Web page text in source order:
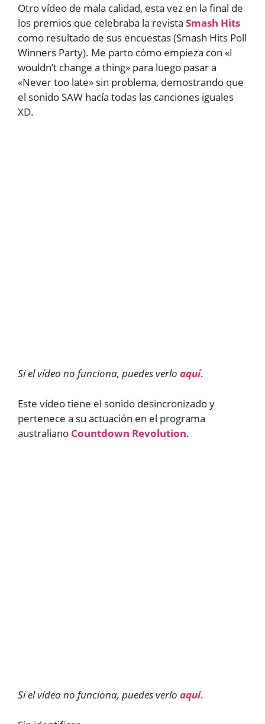
Otro vídeo de mala calidad, esta vez en la final de
los premios que celebraba la revista Smash Hits
como resultado de sus encuestas (Smash Hits Poll
Winners Party). Me parto cómo empieza con «I
wouldn’t change a thing» para luego pasar a
«Never too late» sin problema, demostrando que
el sonido SAW hacía todas las canciones iguales
XD.
Si el vídeo no funciona, puedes verlo aquí.
Este vídeo tiene el sonido desincronizado y
pertenece a su actuación en el programa
australiano Countdown Revolution.
Si el vídeo no funciona, puedes verlo aquí.